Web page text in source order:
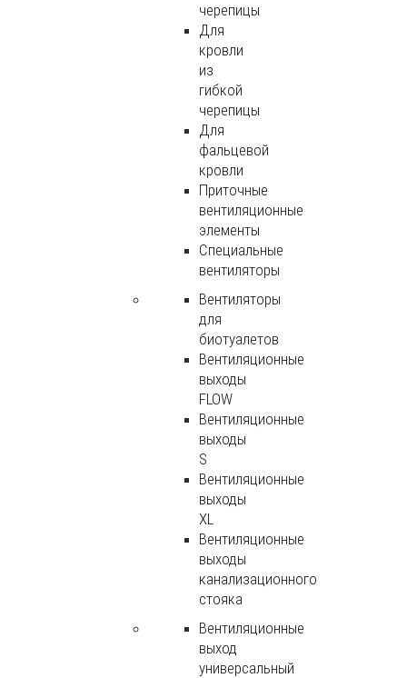
черепицы
Для
кровли
из
гибкой
черепицы
Для
фальцевой
кровли
Приточные
вентиляционные
элементы
Специальные
вентиляторы
Вентиляторы
для
биотуалетов
Вентиляционные
выходы
FLOW
Вентиляционные
выходы
S
Вентиляционные
выходы
XL
Вентиляционные
выходы
канализационного
стояка
Вентиляционные
выход
универсальный